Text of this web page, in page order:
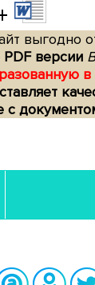
выгодно
версии
в
с